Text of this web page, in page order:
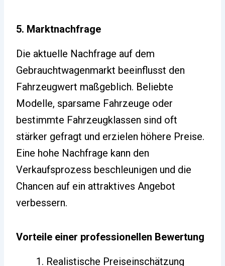
5. Marktnachfrage
Die aktuelle Nachfrage auf dem
Gebrauchtwagenmarkt beeinflusst den
Fahrzeugwert maßgeblich. Beliebte
Modelle, sparsame Fahrzeuge oder
bestimmte Fahrzeugklassen sind oft
stärker gefragt und erzielen höhere Preise.
Eine hohe Nachfrage kann den
Verkaufsprozess beschleunigen und die
Chancen auf ein attraktives Angebot
verbessern.
Vorteile einer professionellen Bewertung
Realistische Preiseinschätzung